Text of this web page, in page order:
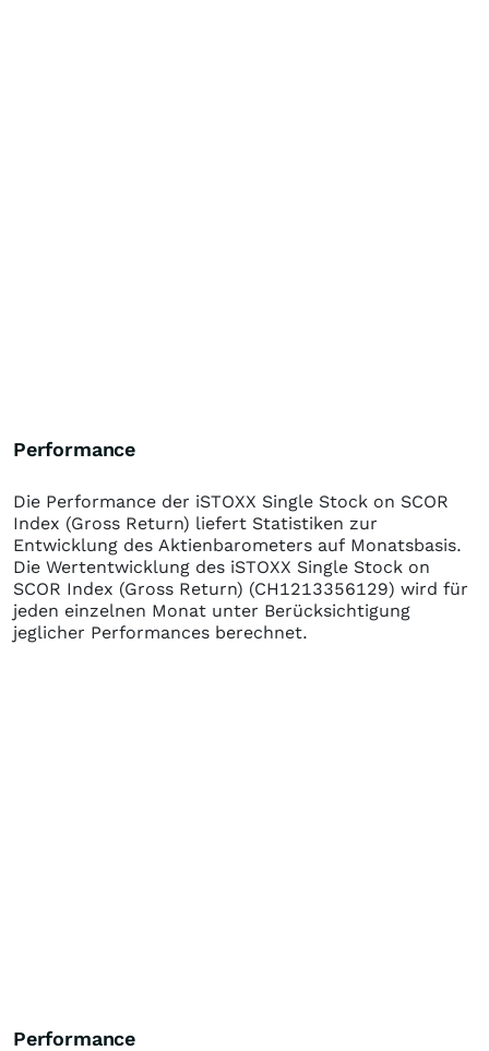
Performance
Die Performance der iSTOXX Single Stock on SCOR
Index (Gross Return) liefert Statistiken zur
Entwicklung des Aktienbarometers auf Monatsbasis.
Die Wertentwicklung des iSTOXX Single Stock on
SCOR Index (Gross Return) (CH1213356129) wird für
jeden einzelnen Monat unter Berücksichtigung
jeglicher Performances berechnet.
Performance